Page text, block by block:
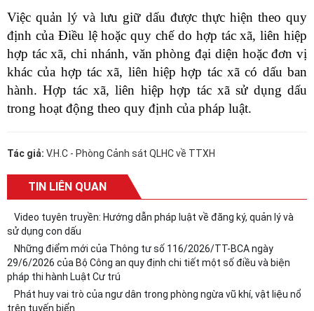
Việc quản lý và lưu giữ dấu được thực hiện theo quy
định của Điều lệ hoặc quy chế do hợp tác xã, liên hiệp
hợp tác xã, chi nhánh, văn phòng đại diện hoặc đơn vị
khác của hợp tác xã, liên hiệp hợp tác xã có dấu ban
hành. Hợp tác xã, liên hiệp hợp tác xã sử dụng dấu
trong hoạt động theo quy định của pháp luật.
Tác giả: V.H.C - Phòng Cảnh sát QLHC về TTXH
TIN LIÊN QUAN
Video tuyên truyền: Hướng dẫn pháp luật về đăng ký, quản lý và
sử dụng con dấu
Những điểm mới của Thông tư số 116/2026/TT-BCA ngày
29/6/2026 của Bộ Công an quy định chi tiết một số điều và biện
pháp thi hành Luật Cư trú
Phát huy vai trò của ngư dân trong phòng ngừa vũ khí, vật liệu nổ
trên tuyến biển